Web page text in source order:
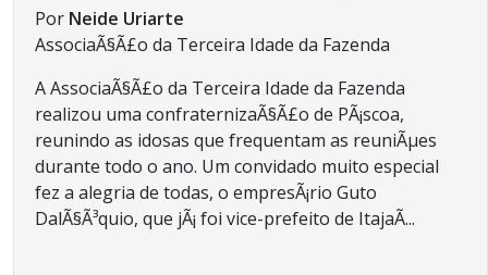
Por Neide Uriarte
AssociaÃ§Ã£o da Terceira Idade da Fazenda
A AssociaÃ§Ã£o da Terceira Idade da Fazenda
realizou uma confraternizaÃ§Ã£o de PÃ¡scoa,
reunindo as idosas que frequentam as reuniÃµes
durante todo o ano. Um convidado muito especial
fez a alegria de todas, o empresÃ¡rio Guto
DalÃ§Ã³quio, que jÃ¡ foi vice-prefeito de ItajaÃ­...